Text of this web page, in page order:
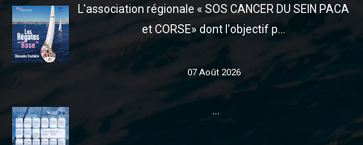
L'association régionale « SOS CANCER DU SEIN PACA
et CORSE» dont l'objectif p...
07 Août 2026